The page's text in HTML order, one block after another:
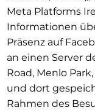
Meta Platforms
Informationen
Präsenz auf
an einen Server
Road, Menlo
und dort
Rahmen des